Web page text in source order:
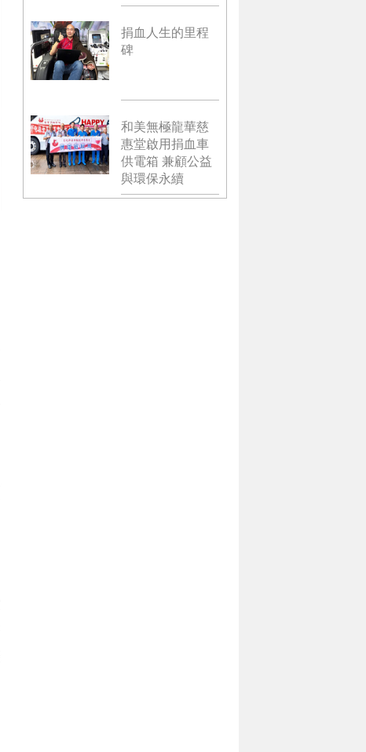
捐血人生的里程
碑
和美無極龍華慈
惠堂啟用捐血車
供電箱 兼顧公益
與環保永續